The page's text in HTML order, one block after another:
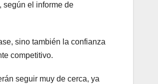
según el informe de
sino también la confianza
competitivo.
seguir muy de cerca, ya